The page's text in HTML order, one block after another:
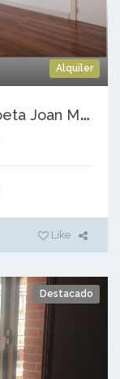
Alquiler
P
iso en alquiler en calle del Poeta Joan Maragall, 56, Madrid
Like
Destacado